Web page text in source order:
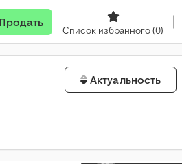
Продать
Список избранного(0)
Актуальность